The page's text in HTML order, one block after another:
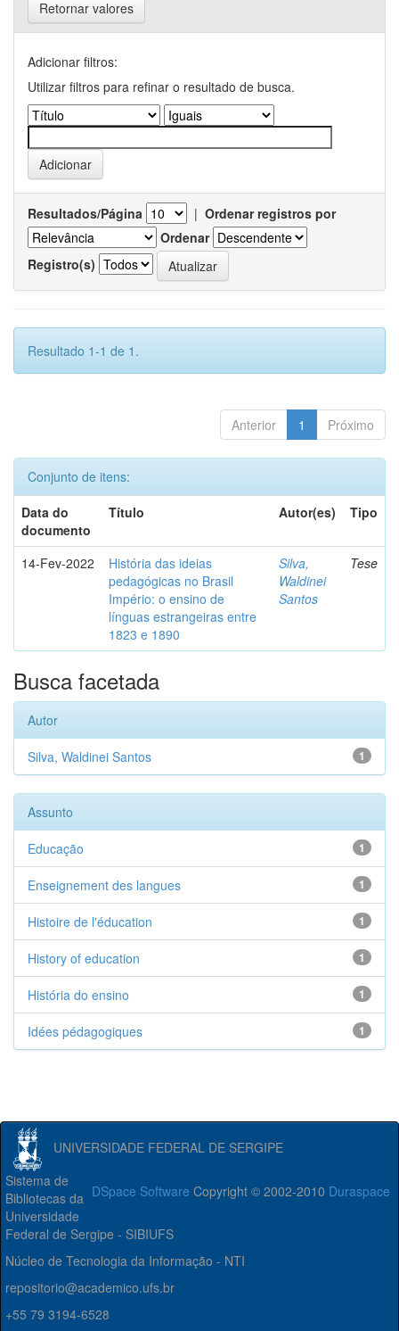
Retornar valores
Adicionar filtros:
Utilizar filtros para refinar o resultado de busca.
Resultados/Página | Ordenar registros por
Ordenar
Registro(s)
Resultado 1-1 de 1.
Anterior 1 Próximo
Conjunto de itens:
Data do
documento
Título Autor(es) Tipo
14-Fev-2022
História das ideias
pedagógicas no Brasil
Império: o ensino de
línguas estrangeiras entre
1823 e 1890
Silva,
Waldinei
Santos
Tese
Busca facetada
Autor
1
Silva, Waldinei Santos
Assunto
1
Educação
1
Enseignement des langues
1
Histoire de l'éducation
1
History of education
1
História do ensino
1
Idées pédagogiques
UNIVERSIDADE FEDERAL DE SERGIPE
DSpace Software Copyright © 2002-2010 Duraspace
Sistema de
Bibliotecas da
Universidade
Federal de Sergipe - SIBIUFS
Núcleo de Tecnologia da Informação - NTI
repositorio@academico.ufs.br
+55 79 3194-6528